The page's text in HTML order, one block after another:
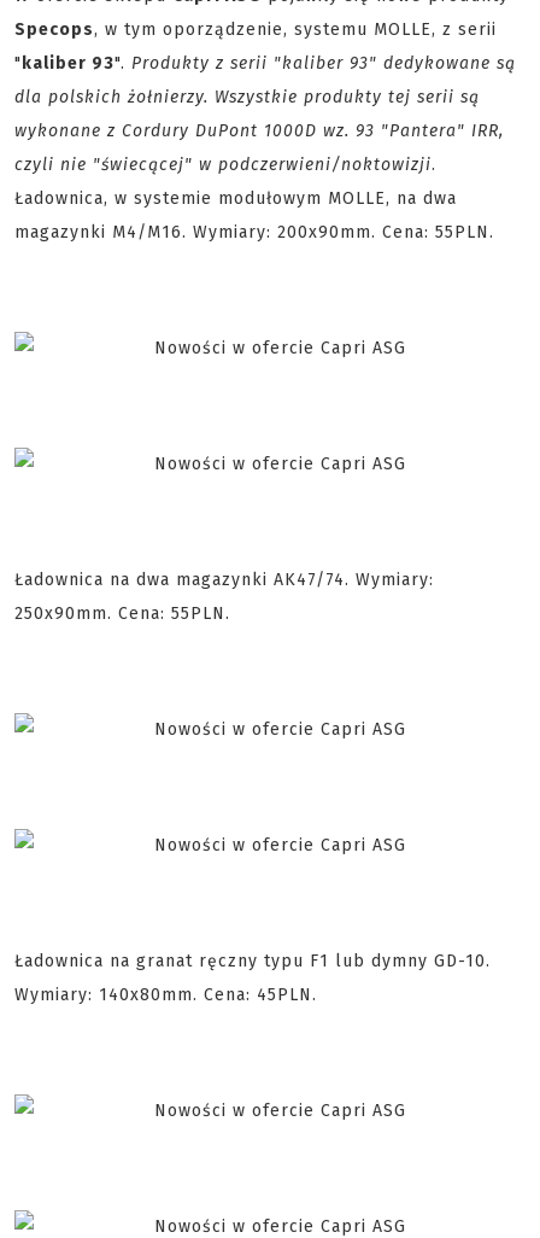
Specops, w tym oporządzenie, systemu MOLLE, z serii
" kaliber 93". Produkty z serii "kaliber 93" dedykowane są
dla polskich żołnierzy. Wszystkie produkty tej serii są
wykonane z Cordury DuPont 1000D wz. 93 "Pantera" IRR,
czyli nie "świecącej" w podczerwieni/noktowizji.
Ładownica, w systemie modułowym MOLLE, na dwa
magazynki M4/M16. Wymiary: 200x90mm. Cena: 55PLN.
Ładownica na dwa magazynki AK47/74. Wymiary:
250x90mm. Cena: 55PLN.
Ładownica na granat ręczny typu F1 lub dymny GD-10.
Wymiary: 140x80mm. Cena: 45PLN.